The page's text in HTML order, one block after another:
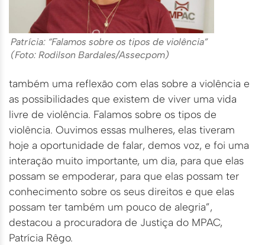
Patrícia: “Falamos sobre os tipos de violência”
(Foto: Rodilson Bardales/Assecpom)
também uma reflexão com elas sobre a violência e
as possibilidades que existem de viver uma vida
livre de violência. Falamos sobre os tipos de
violência. Ouvimos essas mulheres, elas tiveram
hoje a oportunidade de falar, demos voz, e foi uma
interação muito importante, um dia, para que elas
possam se empoderar, para que elas possam ter
conhecimento sobre os seus direitos e que elas
possam ter também um pouco de alegria”,
destacou a procuradora de Justiça do MPAC,
Patrícia Rêgo.